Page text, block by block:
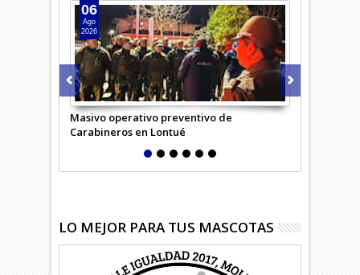
Masivo operativo preventivo de
Carabineros en Lontué
06
Ago
2026
LO MEJOR PARA TUS MASCOTAS